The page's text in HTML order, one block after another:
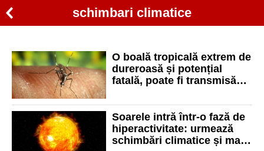
schimbari climatice
O boală tropicală extrem de
dureroasă și potențial
fatală, poate fi transmisă
Soarele intră într-o fază de
hiperactivitate: urmează
schimbări climatice și mai